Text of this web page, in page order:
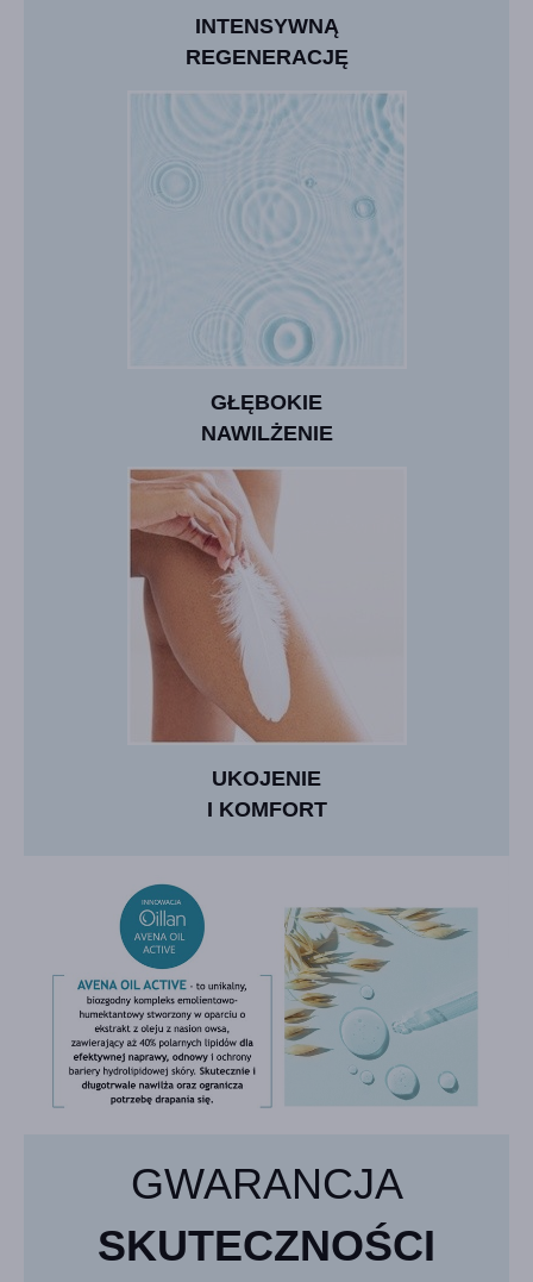
INTENSYWNĄ
REGENERACJĘ
GŁĘBOKIE
NAWILŻENIE
UKOJENIE
I KOMFORT
GWARANCJA
SKUTECZNOŚCI